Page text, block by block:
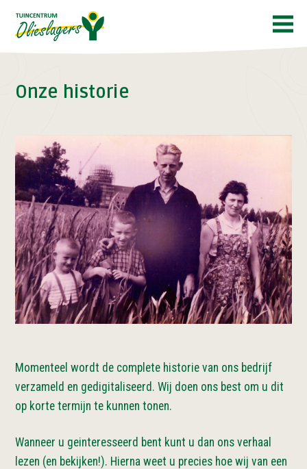
Onze historie
Momenteel wordt de complete historie van ons bedrijf
verzameld en gedigitaliseerd. Wij doen ons best om u dit
op korte termijn te kunnen tonen.
Wanneer u geinteresseerd bent kunt u dan ons verhaal
lezen (en bekijken!). Hierna weet u precies hoe wij van een